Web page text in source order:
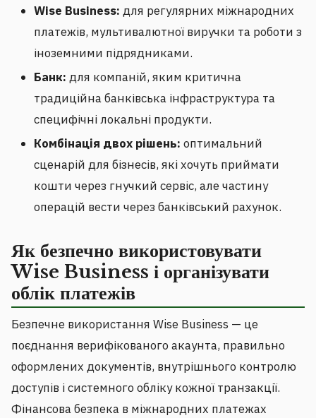
Wise Business: для регулярних міжнародних
платежів, мультивалютної виручки та роботи з
іноземними підрядниками.
Банк: для компаній, яким критична
традиційна банківська інфраструктура та
специфічні локальні продукти.
Комбінація двох рішень: оптимальний
сценарій для бізнесів, які хочуть приймати
кошти через гнучкий сервіс, але частину
операцій вести через банківський рахунок.
Як безпечно використовувати
Wise Business і організувати
облік платежів
Безпечне використання Wise Business — це
поєднання верифікованого акаунта, правильно
оформлених документів, внутрішнього контролю
доступів і системного обліку кожної транзакції.
Фінансова безпека в міжнародних платежах